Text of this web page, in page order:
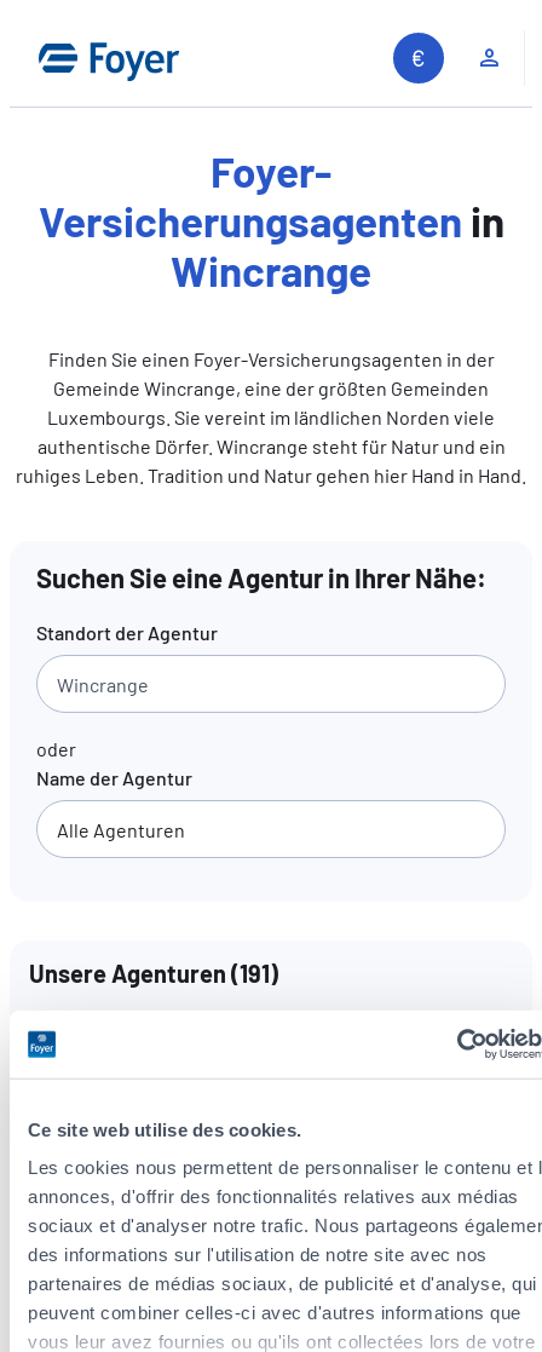
Ce site web utilise des cookies.
Les cookies nous permettent de personnaliser le contenu et
annonces, d'offrir des fonctionnalités relatives aux médias
sociaux et d'analyser notre trafic. Nous partageons
des informations sur l'utilisation de notre site avec nos
partenaires de médias sociaux, de publicité et d'analyse, qui
peuvent combiner celles-ci avec d'autres informations que
vous leur avez fournies ou qu'ils ont collectées lors de votre
Inhalt
springen
Foyer-
Versicherungsagenten in
Wincrange
Finden Sie einen Foyer-Versicherungsagenten in der
Gemeinde Wincrange, eine der größten Gemeinden
Luxembourgs. Sie vereint im ländlichen Norden viele
authentische Dörfer. Wincrange steht für Natur und ein
ruhiges Leben. Tradition und Natur gehen hier Hand in Hand.
Suchen Sie eine Agentur in Ihrer Nähe:
Standort der Agentur
oder
Name der Agentur
Unsere Agenturen (191)
Sprachen
Alle Sprachen